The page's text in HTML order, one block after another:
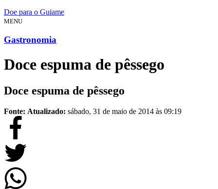
Doe para o Guiame
MENU
Gastronomia
Doce espuma de pêssego
Doce espuma de pêssego
Fonte: Atualizado: sábado, 31 de maio de 2014 às 09:19